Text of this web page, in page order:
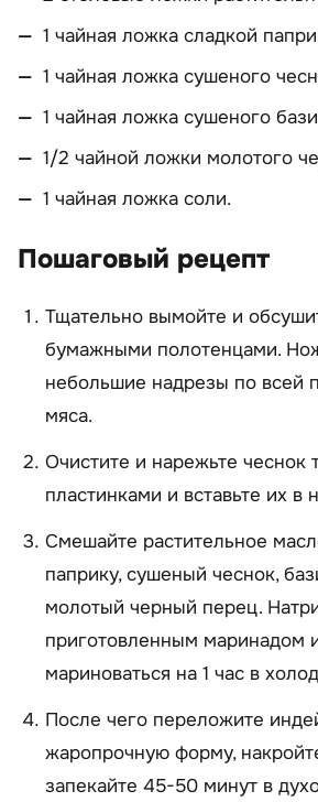
1 чайная ложка сладкой
1 чайная ложка сушеного
1 чайная ложка сушеного
1/2 чайной ложки молотого
1 чайная ложка соли.
Пошаговый рецепт
Тщательно вымойте и
бумажными полотенцами.
небольшие надрезы по всей
мяса.
Очистите и нарежьте чеснок
пластинками и вставьте их в
Смешайте растительное
паприку, сушеный чеснок,
молотый черный перец.
приготовленным маринадом
мариноваться на 1 час в
После чего переложите
жаропрочную форму,
запекайте 45-50 минут в